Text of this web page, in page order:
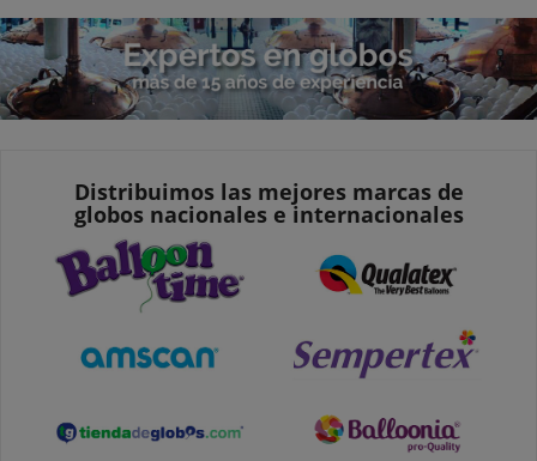
Distribuimos las mejores marcas de
globos nacionales e internacionales